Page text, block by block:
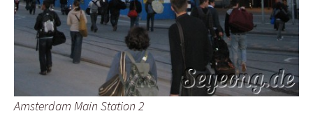
Amsterdam Main Station 2